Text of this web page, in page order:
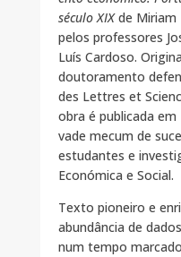
século XIXde Miriam
pelos professores
Luís Cardoso.
doutoramento
des Lettres et
obra é publicada
vade mecum de
estudantes e
Económica e Social.
Texto pioneiro e
abundância de
num tempo